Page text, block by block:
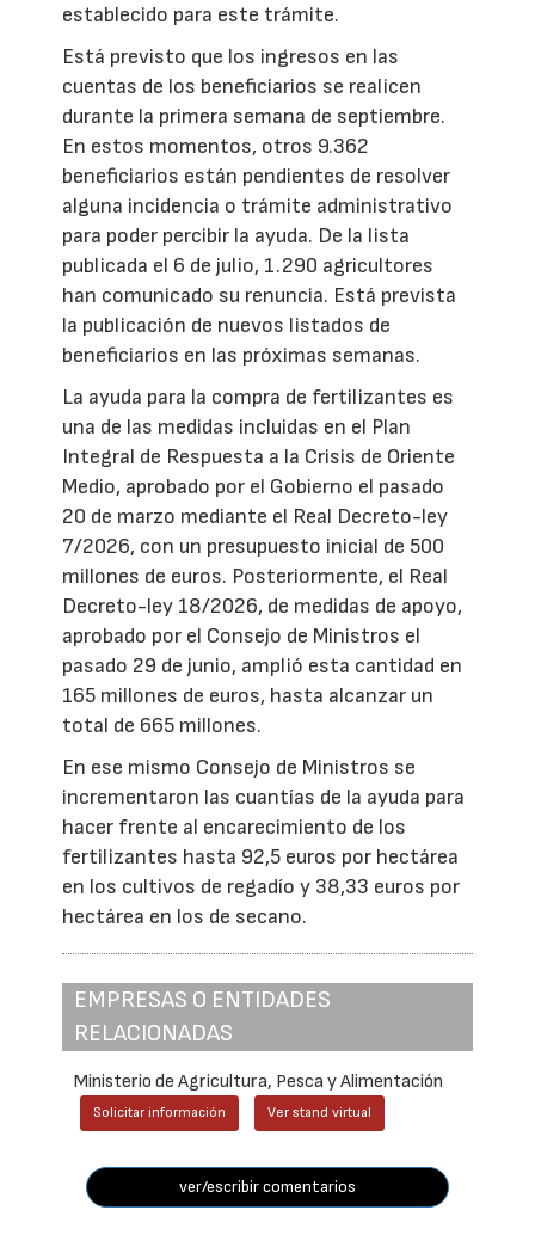
establecido para este trámite.
Está previsto que los ingresos en las
cuentas de los beneficiarios se realicen
durante la primera semana de septiembre.
En estos momentos, otros 9.362
beneficiarios están pendientes de resolver
alguna incidencia o trámite administrativo
para poder percibir la ayuda. De la lista
publicada el 6 de julio, 1.290 agricultores
han comunicado su renuncia. Está prevista
la publicación de nuevos listados de
beneficiarios en las próximas semanas.
La ayuda para la compra de fertilizantes es
una de las medidas incluidas en el Plan
Integral de Respuesta a la Crisis de Oriente
Medio, aprobado por el Gobierno el pasado
20 de marzo mediante el Real Decreto-ley
7/2026, con un presupuesto inicial de 500
millones de euros. Posteriormente, el Real
Decreto-ley 18/2026, de medidas de apoyo,
aprobado por el Consejo de Ministros el
pasado 29 de junio, amplió esta cantidad en
165 millones de euros, hasta alcanzar un
total de 665 millones.
En ese mismo Consejo de Ministros se
incrementaron las cuantías de la ayuda para
hacer frente al encarecimiento de los
fertilizantes hasta 92,5 euros por hectárea
en los cultivos de regadío y 38,33 euros por
hectárea en los de secano.
EMPRESAS O ENTIDADES
RELACIONADAS
Ministerio de Agricultura, Pesca y Alimentación
Solicitar información Ver stand virtual
ver/escribir comentarios